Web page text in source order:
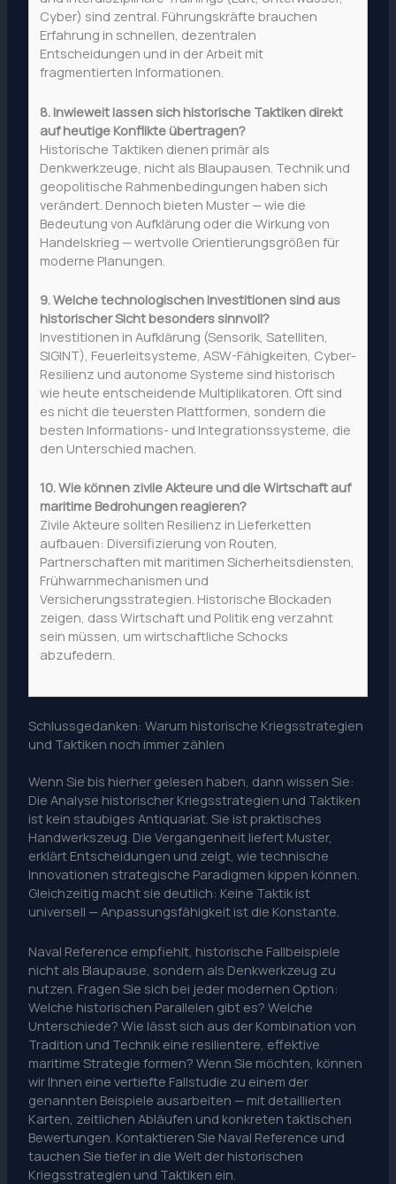
Cyber) sind zentral. Führungskräfte brauchen
Erfahrung in schnellen, dezentralen
Entscheidungen und in der Arbeit mit
fragmentierten Informationen.
8. Inwieweit lassen sich historische Taktiken direkt
auf heutige Konflikte übertragen?
Historische Taktiken dienen primär als
Denkwerkzeuge, nicht als Blaupausen. Technik und
geopolitische Rahmenbedingungen haben sich
verändert. Dennoch bieten Muster — wie die
Bedeutung von Aufklärung oder die Wirkung von
Handelskrieg — wertvolle Orientierungsgrößen für
moderne Planungen.
9. Welche technologischen Investitionen sind aus
historischer Sicht besonders sinnvoll?
Investitionen in Aufklärung (Sensorik, Satelliten,
SIGINT), Feuerleitsysteme, ASW-Fähigkeiten, Cyber-
Resilienz und autonome Systeme sind historisch
wie heute entscheidende Multiplikatoren. Oft sind
es nicht die teuersten Plattformen, sondern die
besten Informations- und Integrationssysteme, die
den Unterschied machen.
10. Wie können zivile Akteure und die Wirtschaft auf
maritime Bedrohungen reagieren?
Zivile Akteure sollten Resilienz in Lieferketten
aufbauen: Diversifizierung von Routen,
Partnerschaften mit maritimen Sicherheitsdiensten,
Frühwarnmechanismen und
Versicherungsstrategien. Historische Blockaden
zeigen, dass Wirtschaft und Politik eng verzahnt
sein müssen, um wirtschaftliche Schocks
abzufedern.
Schlussgedanken: Warum historische Kriegsstrategien
und Taktiken noch immer zählen
Wenn Sie bis hierher gelesen haben, dann wissen Sie:
Die Analyse historischer Kriegsstrategien und Taktiken
ist kein staubiges Antiquariat. Sie ist praktisches
Handwerkszeug. Die Vergangenheit liefert Muster,
erklärt Entscheidungen und zeigt, wie technische
Innovationen strategische Paradigmen kippen können.
Gleichzeitig macht sie deutlich: Keine Taktik ist
universell — Anpassungsfähigkeit ist die Konstante.
Naval Reference empfiehlt, historische Fallbeispiele
nicht als Blaupause, sondern als Denkwerkzeug zu
nutzen. Fragen Sie sich bei jeder modernen Option:
Welche historischen Parallelen gibt es? Welche
Unterschiede? Wie lässt sich aus der Kombination von
Tradition und Technik eine resilientere, effektive
maritime Strategie formen? Wenn Sie möchten, können
wir Ihnen eine vertiefte Fallstudie zu einem der
genannten Beispiele ausarbeiten — mit detaillierten
Karten, zeitlichen Abläufen und konkreten taktischen
Bewertungen. Kontaktieren Sie Naval Reference und
tauchen Sie tiefer in die Welt der historischen
Kriegsstrategien und Taktiken ein.